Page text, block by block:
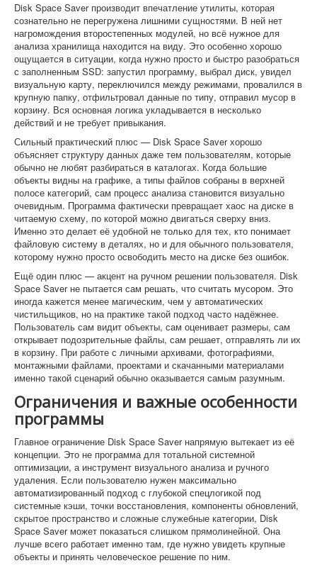
Disk Space Saver производит впечатление утилиты, которая
сознательно не перегружена лишними сущностями. В ней нет
нагромождения второстепенных модулей, но всё нужное для
анализа хранилища находится на виду. Это особенно хорошо
ощущается в ситуации, когда нужно просто и быстро разобраться
с заполненным SSD: запустил программу, выбрал диск, увидел
визуальную карту, переключился между режимами, провалился в
крупную папку, отфильтровал данные по типу, отправил мусор в
корзину. Вся основная логика укладывается в несколько
действий и не требует привыкания.
Сильный практический плюс — Disk Space Saver хорошо
объясняет структуру данных даже тем пользователям, которые
обычно не любят разбираться в каталогах. Когда большие
объекты видны на графике, а типы файлов собраны в верхней
полосе категорий, сам процесс анализа становится визуально
очевидным. Программа фактически превращает хаос на диске в
читаемую схему, по которой можно двигаться сверху вниз.
Именно это делает её удобной не только для тех, кто понимает
файловую систему в деталях, но и для обычного пользователя,
которому нужно просто освободить место на диске без ошибок.
Ещё один плюс — акцент на ручном решении пользователя. Disk
Space Saver не пытается сам решать, что считать мусором. Это
иногда кажется менее магическим, чем у автоматических
чистильщиков, но на практике такой подход часто надёжнее.
Пользователь сам видит объекты, сам оценивает размеры, сам
открывает подозрительные файлы, сам решает, отправлять ли их
в корзину. При работе с личными архивами, фотографиями,
монтажными файлами, проектами и скачанными материалами
именно такой сценарий обычно оказывается самым разумным.
Ограничения и важные особенности
программы
Главное ограничение Disk Space Saver напрямую вытекает из её
концепции. Это не программа для тотальной системной
оптимизации, а инструмент визуального анализа и ручного
удаления. Если пользователю нужен максимально
автоматизированный подход с глубокой спецлогикой под
системные кэши, точки восстановления, компоненты обновлений,
скрытое пространство и сложные служебные категории, Disk
Space Saver может показаться слишком прямолинейной. Она
лучше всего работает именно там, где нужно увидеть крупные
объекты и принять человеческое решение по ним.